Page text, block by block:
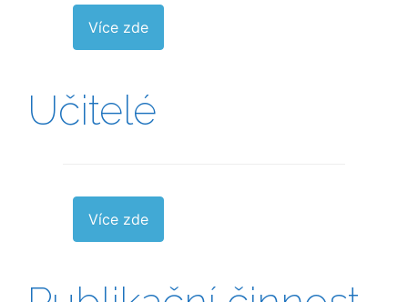
Více zde
Učitelé
Více zde